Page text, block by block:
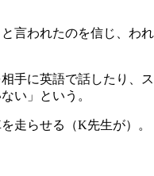
言われたのを信じ、
に英語で話したり、
い」という。
走らせる（K先生が）。